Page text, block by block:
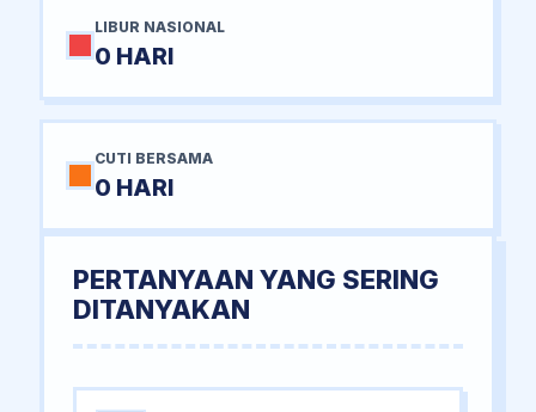
LIBUR NASIONAL
0 HARI
CUTI BERSAMA
0 HARI
PERTANYAAN YANG SERING
DITANYAKAN